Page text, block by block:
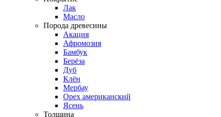
Лак
Масло
Порода древесины
Акация
Афромозия
Бамбук
Берёза
Дуб
Клён
Мербау
Орех американский
Ясень
Толщина